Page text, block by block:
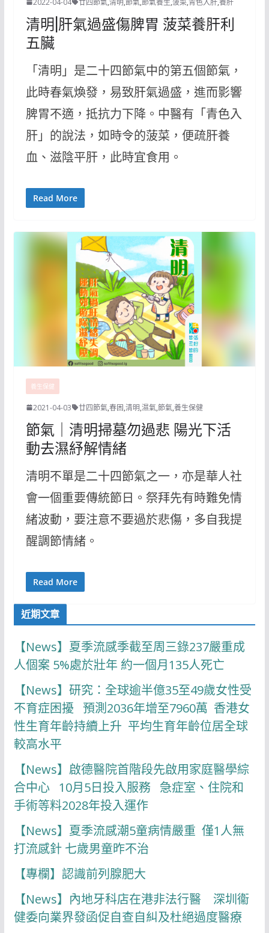
清明|肝氣過盛傷脾胃 菠菜養肝利
五臟
「清明」是二十四節氣中的第五個節氣，
此時春氣煥發，易致肝氣過盛，進而影響
脾胃不適，抵抗力下降。中醫有「青色入
肝」的說法，如時令的菠菜，便疏肝養
血、滋陰平肝，此時宜食用。
Read More
養生保健
2021-04-03 廿四節氣,春困,清明,濕氣,節氣,養生保健
節氣｜清明掃墓勿過悲 陽光下活
動去濕紓解情緒
清明不單是二十四節氣之一，亦是華人社
會一個重要傳統節日。祭拜先有時難免情
緒波動，要注意不要過於悲傷，多自我提
醒調節情緒。
Read More
近期文章
【News】夏季流感季截至周三錄237嚴重成
人個案 5%處於壯年 約一個月135人死亡
【News】研究：全球逾半億35至49歲女性受
不育症困擾 預測2036年增至7960萬 香港女
性生育年齡持續上升 平均生育年齡位居全球
較高水平
【News】啟德醫院首階段先啟用家庭醫學綜
合中心 10月5日投入服務 急症室、住院和
手術等料2028年投入運作
【News】夏季流感潮5童病情嚴重 僅1人無
打流感針 七歲男童昨不治
【專欄】認識前列腺肥大
【News】內地牙科店在港非法行醫 深圳衞
健委向業界發函促自查自糾及杜絕過度醫療